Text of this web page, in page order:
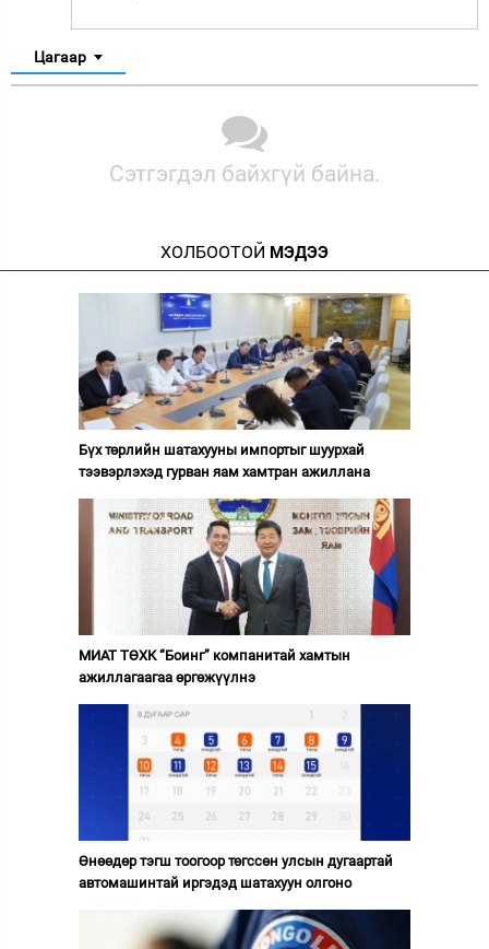
Цагаар
Сэтгэгдэл байхгүй байна.
ХОЛБООТОЙ МЭДЭЭ
Бүх төрлийн шатахууны импортыг шуурхай
тээвэрлэхэд гурван яам хамтран ажиллана
МИАТ ТӨХК “Боинг” компанитай хамтын
ажиллагаагаа өргөжүүлнэ
Өнөөдөр тэгш тоогоор төгссөн улсын дугаартай
автомашинтай иргэдэд шатахуун олгоно